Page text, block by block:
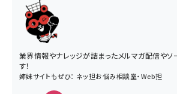
業界情報やナレッジが詰まったメルマガ配信やソ
す！
姉妹サイトもぜひ： ネッ担お悩み相談室・Web担